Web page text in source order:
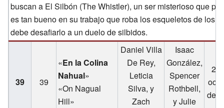
buscan a El Silbón (The Whistler), un ser misterioso que
es tan bueno en su trabajo que roba los esqueletos de los
debe desafiarlo a un duelo de silbidos.
39 39
«En la Colina
Nahual»
«On Nagual
Hill»
Daniel Villa
De Rey,
Leticia
Silva, y
Zach
Isaac
González,
Spencer
Rothbell,
y Julie
26
de